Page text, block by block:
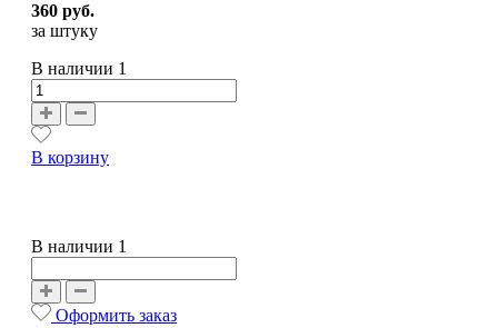
360 руб.
за штуку
В наличии 1
В корзину
В наличии 1
Оформить заказ